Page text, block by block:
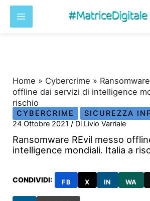
Home » Cybercrime »
offline dai servizi di intelligence
rischio
CYBERCRIME SICUREZZA
24 Ottobre 2021/ Di Livio Varriale
Ransomware REvil messo
intelligence mondiali. Italia a
CONDIVIDI: FB X IN WA